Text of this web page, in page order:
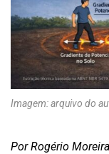
Imagem: arquivo do
Por Rogério